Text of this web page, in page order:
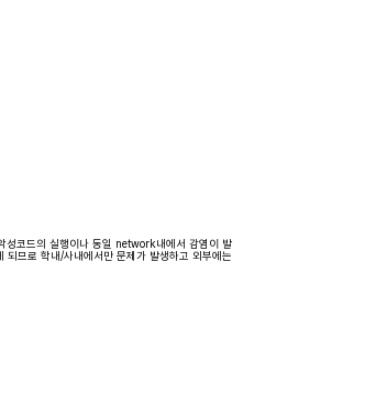
성코드의 실행이나 동일 network내에서 감염이 발
므로 학내/사내에서만 문제가 발생하고 외부에는